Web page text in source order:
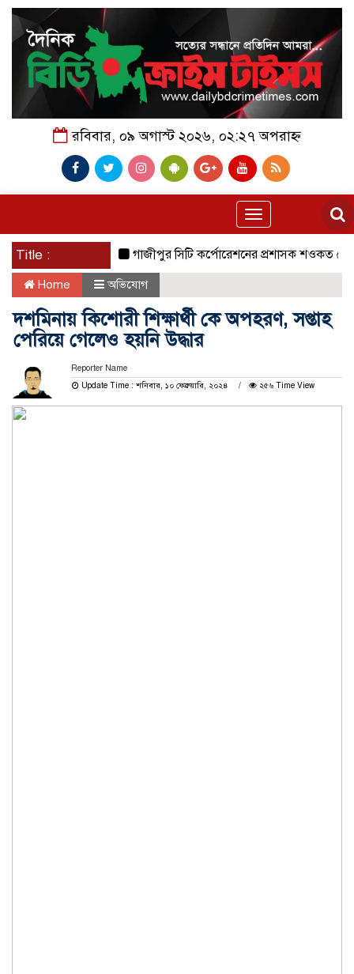
রবিবার, ০৯ অগাস্ট ২০২৬, ০২:২৭ অপরাহ্ন
Toggle
navigation
Title : গাজীপুর সিটি কর্পোরেশনের প্রশাসক শওকত হোসেন
Home অভিযোগ
দশমিনায় কিশোরী শিক্ষার্থী কে অপহরণ, সপ্তাহ
পেরিয়ে গেলেও হয়নি উদ্ধার
Reporter Name
Update Time : শনিবার, ১০ ফেব্রুয়ারি, ২০২৪
২৫৬ Time View